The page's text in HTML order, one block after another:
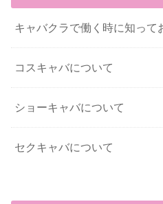
キャバクラで働く時に知って
コスキャバについて
ショーキャバについて
セクキャバについて